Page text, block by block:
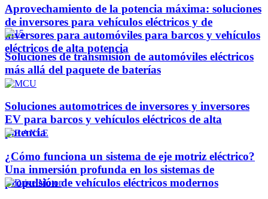
Aprovechamiento de la potencia máxima: soluciones
de inversores para vehículos eléctricos y de
inversores para automóviles para barcos y vehículos
eléctricos de alta potencia
Soluciones de transmisión de automóviles eléctricos
más allá del paquete de baterías
Soluciones automotrices de inversores y inversores
EV para barcos y vehículos eléctricos de alta
potencia
¿Cómo funciona un sistema de eje motriz eléctrico?
Una inmersión profunda en los sistemas de
propulsión de vehículos eléctricos modernos